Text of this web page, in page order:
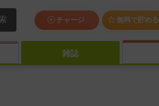
チャージ 無料で貯める
雑誌